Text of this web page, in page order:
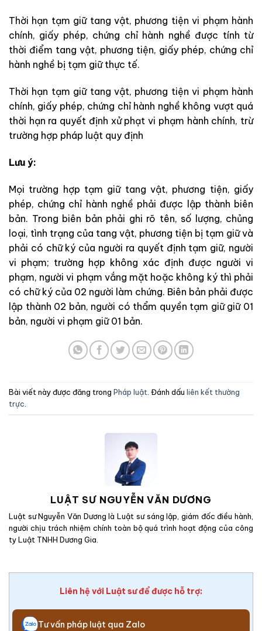
Thời hạn tạm giữ tang vật, phương tiện vi phạm hành
chính, giấy phép, chứng chỉ hành nghề được tính từ
thời điểm tang vật, phương tiện, giấy phép, chứng chỉ
hành nghề bị tạm giữ thực tế.
Thời hạn tạm giữ tang vật, phương tiện vi phạm hành
chính, giấy phép, chứng chỉ hành nghề không vượt quá
thời hạn ra quyết định xử phạt vi phạm hành chính, trừ
trường hợp pháp luật quy định
Lưu ý:
Mọi trường hợp tạm giữ tang vật, phương tiện, giấy
phép, chứng chỉ hành nghề phải được lập thành biên
bản. Trong biên bản phải ghi rõ tên, số lượng, chủng
loại, tình trạng của tang vật, phương tiện bị tạm giữ và
phải có chữ ký của người ra quyết định tạm giữ, người
vi phạm; trường hợp không xác định được người vi
phạm, người vi phạm vắng mặt hoặc không ký thì phải
có chữ ký của 02 người làm chứng. Biên bản phải được
lập thành 02 bản, người có thẩm quyền tạm giữ giữ 01
bản, người vi phạm giữ 01 bản.
Bài viết này được đăng trong Pháp luật . Đánh dấu liên kết thường
trực
LUẬT SƯ NGUYỄN VĂN DƯƠNG
Luật sư Nguyễn Văn Dương là Luật sư sáng lập, giám đốc điều hành,
người chịu trách nhiệm chính toàn bộ quá trình hoạt động của công
ty Luật TNHH Dương Gia.
Liên hệ với Luật sư để được hỗ trợ:
Tư vấn pháp luật qua Zalo